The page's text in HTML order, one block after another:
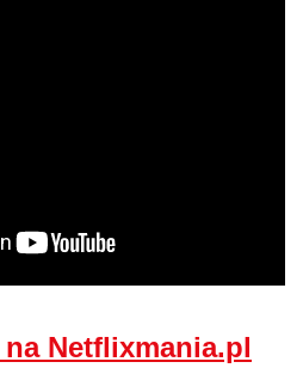
Netflixmania.pl